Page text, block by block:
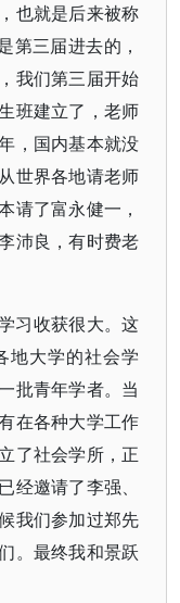
也就是后来被称
第三届进去的，
我们第三届开始
班建立了，老师
，国内基本就没
世界各地请老师
请了富永健一，
沛良，有时费老
习收获很大。这
地大学的社会学
批青年学者。当
在各种大学工作
了社会学所，正
经邀请了李强、
我们参加过郑先
。最终我和景跃